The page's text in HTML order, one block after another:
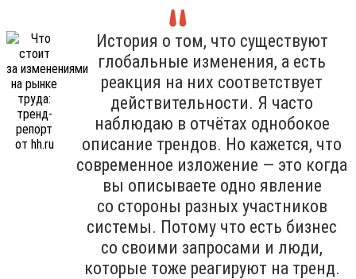
История о том, что существуют
глобальные изменения, а есть
реакция на них соответствует
действительности. Я часто
наблюдаю в отчётах однобокое
описание трендов. Но кажется, что
современное изложение — это когда
вы описываете одно явление
со стороны разных участников
системы. Потому что есть бизнес
со своими запросами и люди,
которые тоже реагируют на тренд.